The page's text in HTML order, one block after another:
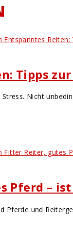
Tipps
Nicht
Pferd –
Pferde und